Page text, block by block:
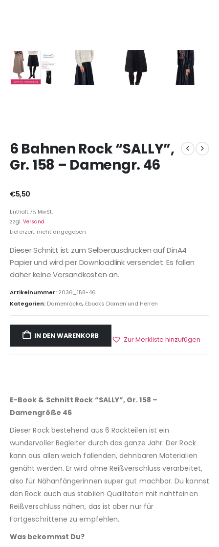
6 Bahnen Rock “SALLY”,
Gr. 158 – Damengr. 46
€5,50
Enthält 7% MwSt.
zzgl. Versand
Lieferzeit: nicht angegeben
Dieser Schnitt ist zum Selberausdrucken auf DinA4
Papier und wird per Downloadlink versendet. Es fallen
daher keine Versandkosten an.
Artikelnummer: 2036_158-46
Kategorien: Damenröcke, Ebooks Damen und Herren
IN DEN WARENKORB Zur Merkliste hinzufügen
E-Book & Schnitt Rock “SALLY”, Gr. 158 –
Damengröße 46
Dieser Rock bestehend aus 6 Rockteilen ist ein
wundervoller Begleiter durch das ganze Jahr. Der Rock
kann aus allen weich fallenden, dehnbaren Materialien
genäht werden. Er wird ohne Reißverschluss verarbeitet,
also für Nähanfängerinnen super gut machbar. Du kannst
den Rock auch aus stabilen Qualitäten mit nahtfeinen
Reißverschluss nähen, das ist aber nur für
Fortgeschrittene zu empfehlen.
Was bekommst Du?